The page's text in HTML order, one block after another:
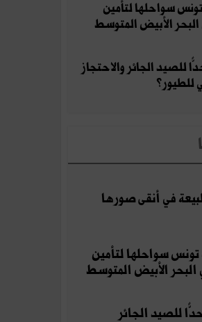
سواحلها لتأمين
البحر الأبيض المتوسط
للصيد الجائر والاحتجاز
للطيور؟
في أنقى صورها
تونس سواحلها لتأمين
البحر الأبيض المتوسط
للصيد الجائر